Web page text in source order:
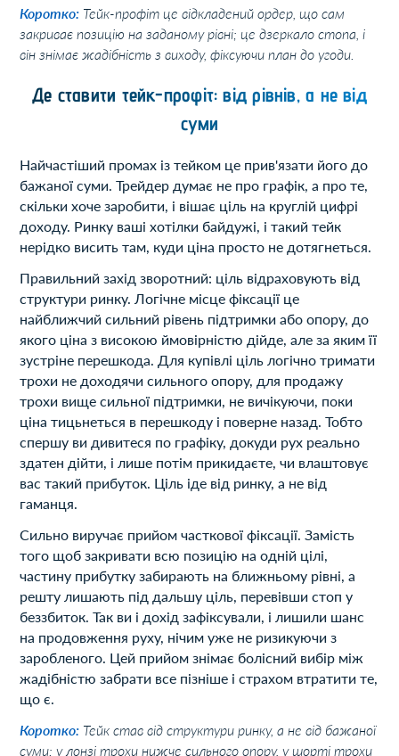
Коротко: Тейк-профіт це відкладений ордер, що сам
закриває позицію на заданому рівні; це дзеркало стопа, і
він знімає жадібність з виходу, фіксуючи план до угоди.
Де ставити тейк-профіт: від рівнів, а не від
суми
Найчастіший промах із тейком це прив'язати його до
бажаної суми. Трейдер думає не про графік, а про те,
скільки хоче заробити, і вішає ціль на круглій цифрі
доходу. Ринку ваші хотілки байдужі, і такий тейк
нерідко висить там, куди ціна просто не дотягнеться.
Правильний захід зворотний: ціль відраховують від
структури ринку. Логічне місце фіксації це
найближчий сильний рівень підтримки або опору, до
якого ціна з високою ймовірністю дійде, але за яким її
зустріне перешкода. Для купівлі ціль логічно тримати
трохи не доходячи сильного опору, для продажу
трохи вище сильної підтримки, не вичікуючи, поки
ціна тицьнеться в перешкоду і поверне назад. Тобто
спершу ви дивитеся по графіку, докуди рух реально
здатен дійти, і лише потім прикидаєте, чи влаштовує
вас такий прибуток. Ціль іде від ринку, а не від
гаманця.
Сильно виручає прийом часткової фіксації. Замість
того щоб закривати всю позицію на одній цілі,
частину прибутку забирають на ближньому рівні, а
решту лишають під дальшу ціль, перевівши стоп у
беззбиток. Так ви і дохід зафіксували, і лишили шанс
на продовження руху, нічим уже не ризикуючи з
заробленого. Цей прийом знімає болісний вибір між
жадібністю забрати все пізніше і страхом втратити те,
що є.
Коротко: Тейк став від структури ринку, а не від бажаної
суми: у лонзі трохи нижче сильного опору, у шорті трохи